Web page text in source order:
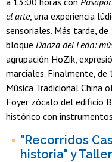
el arte, una experiencia
sensoriales. Más tarde,
bloque Danza del León:
agrupación HoZik,
marciales. Finalmente, de
Música Tradicional China
Foyer zócalo del edificio
histórico con
"Recorridos
historia" y